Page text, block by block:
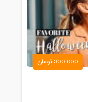
300,000 تومان